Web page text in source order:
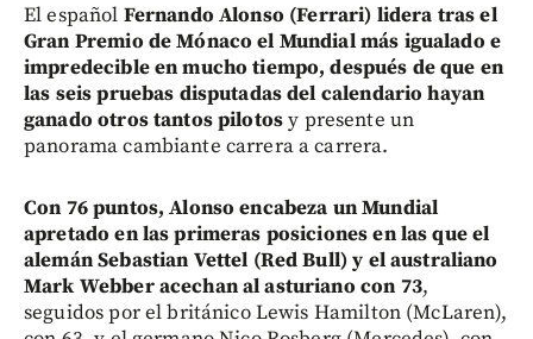
El español Fernando Alonso (Ferrari) lidera tras el
Gran Premio de Mónaco el Mundial más igualado e
impredecible en mucho tiempo, después de que en
las seis pruebas disputadas del calendario hayan
ganado otros tantos pilotosy presente un
panorama cambiante carrera a carrera.
Con 76 puntos, Alonso encabeza un Mundial
apretado en las primeras posiciones en las que el
alemán Sebastian Vettel (Red Bull) y el australiano
Mark Webber acechan al asturiano con 73,
seguidos por el británico Lewis Hamilton (McLaren),